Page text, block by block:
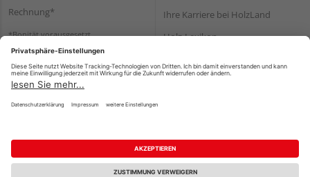
Rechnung*
*Bonität vorausgesetzt
Ihre Karriere bei HolzLand
Holz-Lexikon
Impressum Datenschutz
Nutzungsbedingungen
Barrierefreiheitserklärung
Vertrag widerrufen